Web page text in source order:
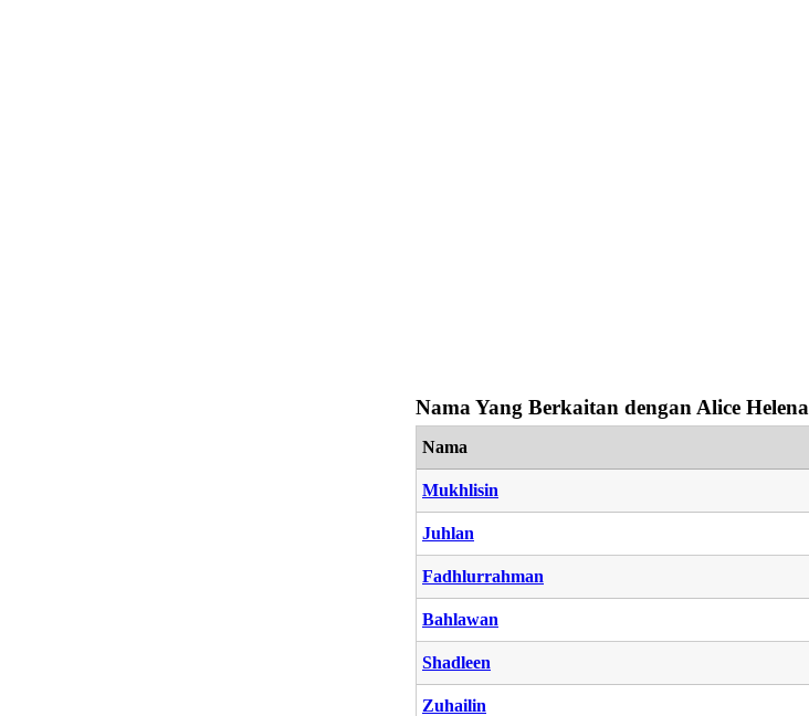
Nama Yang Berkaitan dengan Alice Helena
Nama
Mukhlisin
Juhlan
Fadhlurrahman
Bahlawan
Shadleen
Zuhailin